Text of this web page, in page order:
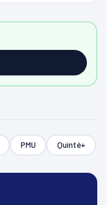
PMU Quinté+